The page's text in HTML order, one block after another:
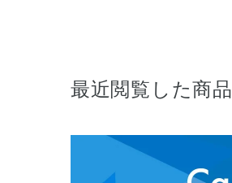
最近閲覧した商品